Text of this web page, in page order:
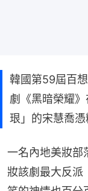
韓國第59屆百
劇《黑暗榮耀
珢」的宋慧喬
一名內地美妝部
妝該劇最大反派